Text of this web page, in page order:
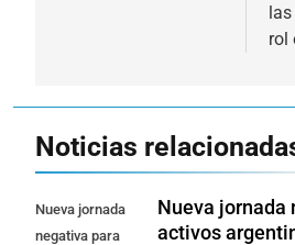
rol
Noticias
Nueva jornada
negativa para
Nueva jornada
activos